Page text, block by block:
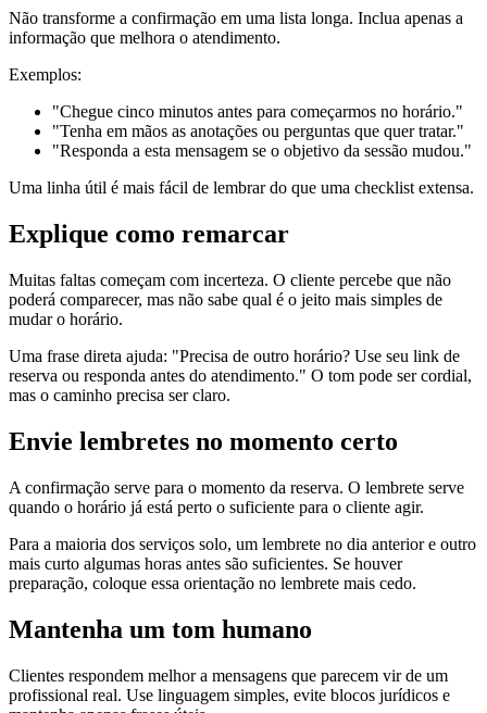
Não transforme a confirmação em uma lista longa. Inclua apenas a
informação que melhora o atendimento.
Exemplos:
"Chegue cinco minutos antes para começarmos no horário."
"Tenha em mãos as anotações ou perguntas que quer tratar."
"Responda a esta mensagem se o objetivo da sessão mudou."
Uma linha útil é mais fácil de lembrar do que uma checklist extensa.
Explique como remarcar
Muitas faltas começam com incerteza. O cliente percebe que não
poderá comparecer, mas não sabe qual é o jeito mais simples de
mudar o horário.
Uma frase direta ajuda: "Precisa de outro horário? Use seu link de
reserva ou responda antes do atendimento." O tom pode ser cordial,
mas o caminho precisa ser claro.
Envie lembretes no momento certo
A confirmação serve para o momento da reserva. O lembrete serve
quando o horário já está perto o suficiente para o cliente agir.
Para a maioria dos serviços solo, um lembrete no dia anterior e outro
mais curto algumas horas antes são suficientes. Se houver
preparação, coloque essa orientação no lembrete mais cedo.
Mantenha um tom humano
Clientes respondem melhor a mensagens que parecem vir de um
profissional real. Use linguagem simples, evite blocos jurídicos e